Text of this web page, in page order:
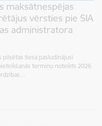
maksātnespējas
vērsties pie SIA
administratora
pilsētas tiesa pasludinājusi
termiņu noteikts 2026.